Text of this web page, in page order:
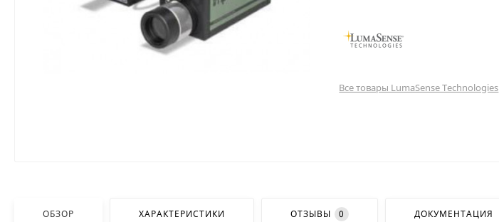
Все товары LumaSense Technologies
ОБЗОР ХАРАКТЕРИСТИКИ ОТЗЫВЫ 0 ДОКУМЕНТАЦИЯ